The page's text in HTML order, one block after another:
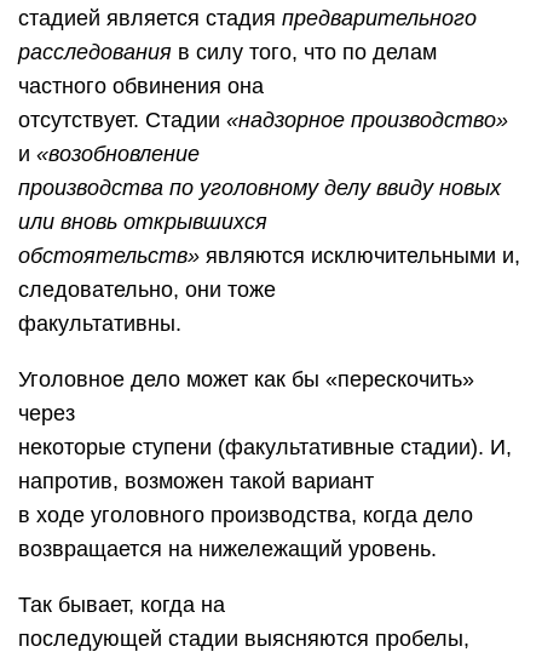
стадией является стадия предварительного
расследования в силу того, что по делам
частного обвинения она
отсутствует. Стадии «надзорное производство»
и «возобновление
производства по уголовному делу ввиду новых
или вновь открывшихся
обстоятельств» являются исключительными и,
следовательно, они тоже
факультативны.
Уголовное дело может как бы «перескочить»
через
некоторые ступени (факультативные стадии). И,
напротив, возможен такой вариант
в ходе уголовного производства, когда дело
возвращается на нижележащий уровень.
Так бывает, когда на
последующей стадии выясняются пробелы,